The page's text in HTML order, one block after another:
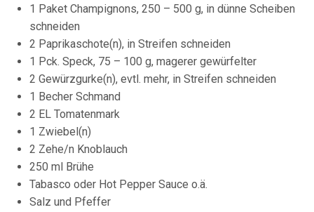
1 Paket Champignons, 250 – 500 g, in dünne Scheiben
schneiden
2 Paprikaschote(n), in Streifen schneiden
1 Pck. Speck, 75 – 100 g, magerer gewürfelter
2 Gewürzgurke(n), evtl. mehr, in Streifen schneiden
1 Becher Schmand
2 EL Tomatenmark
1 Zwiebel(n)
2 Zehe/n Knoblauch
250 ml Brühe
Tabasco oder Hot Pepper Sauce o.ä.
Salz und Pfeffer